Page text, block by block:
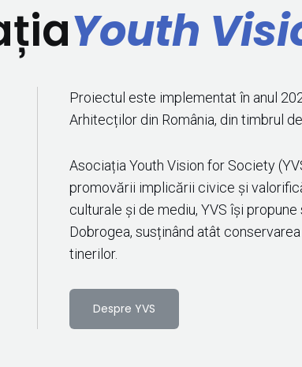
Youth
Proiectul este implementat în anul
Arhitecților din România, din timbrul
Asociația Youth Vision for Society
promovării implicării civice și
culturale și de mediu, YVS își
Dobrogea, susținând atât
tinerilor.
Despre YVS